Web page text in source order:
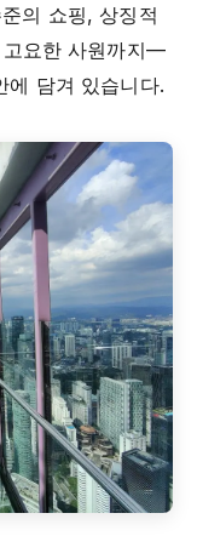
의 쇼핑, 상징적
고요한 사원까지—
에 담겨 있습니다.